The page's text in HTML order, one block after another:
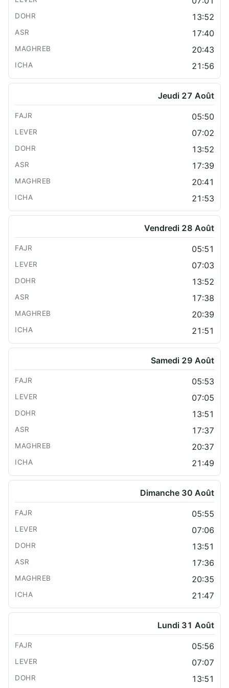
13:52
17:40
20:43
21:56
Jeudi 27 Août
05:50
07:02
13:52
17:39
20:41
21:53
Vendredi 28 Août
05:51
07:03
13:52
17:38
20:39
21:51
Samedi 29 Août
05:53
07:05
13:51
17:37
20:37
21:49
Dimanche 30 Août
05:55
07:06
13:51
17:36
20:35
21:47
Lundi 31 Août
05:56
07:07
13:51